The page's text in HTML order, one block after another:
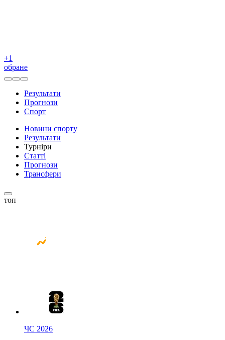
+1
обране
Результати
Прогнози
Спорт
Новини спорту
Результати
Турніри
Статті
Прогнози
Трансфери
топ
ЧС 2026